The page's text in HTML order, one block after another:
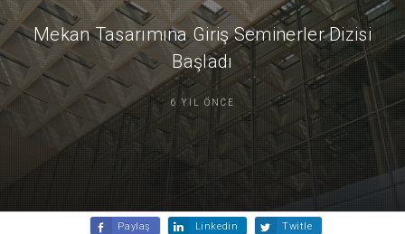
Mekan Tasarımına Giriş Seminerler Dizisi
Başladı
6 YIL ÖNCE
Paylaş Linkedin Twitle